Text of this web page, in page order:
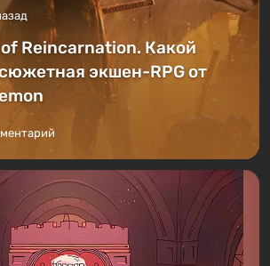
Reincarnation. Какой
экшен-RPG от